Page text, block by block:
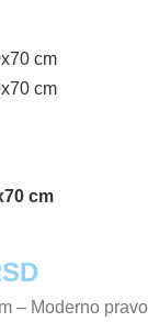
cm
Trenutna
cena
– Moderno